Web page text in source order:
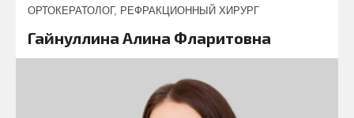
ОРТОКЕРАТОЛОГ, РЕФРАКЦИОННЫЙ ХИРУРГ
Гайнуллина Алина Фларитовна